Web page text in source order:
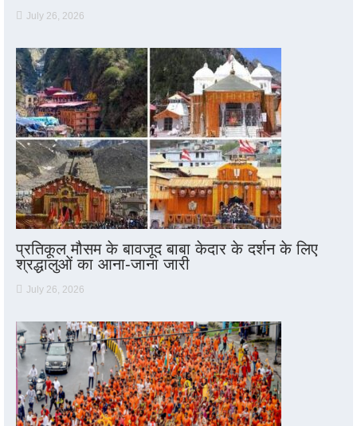
July 26, 2026
प्रतिकूल मौसम के बावजूद बाबा केदार के दर्शन के लिए
श्रद्धालुओं का आना-जाना जारी
July 26, 2026